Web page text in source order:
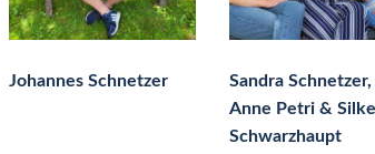
Johannes Schnetzer
Sandra Schnetzer,
Anne Petri & Silke
Schwarzhaupt